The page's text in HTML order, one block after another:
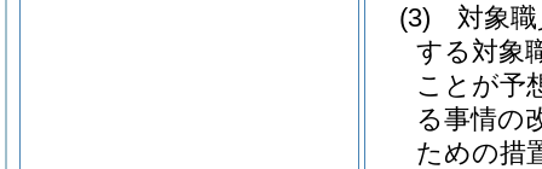
(3)
対象
する対象
ことが予
る事情の
ための措